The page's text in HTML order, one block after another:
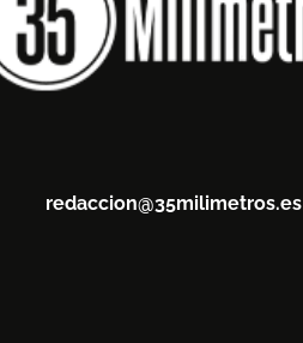
redaccion@35milimetros.es